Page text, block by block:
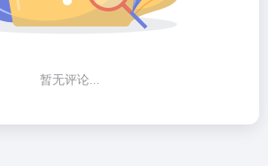
暂无评论...